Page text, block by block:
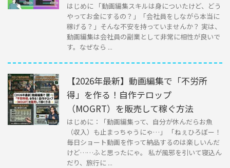
はじめに 「動画編集スキルは身についたけど、どう
やってお金にするの？」「会社員をしながら本当に
稼げる？」そんな不安を持っていませんか？ 実は、
動画編集は会社員の副業として非常に相性が良いで
す。なぜなら ...
【2026年最新】動画編集で「不労所
得」を作る！自作テロップ
（MOGRT）を販売して稼ぐ方法
はじめに：「動画編集って、自分が休んだらお魚
（収入）も止まっちゃうにゃ…」 「ねぇひろぼー！
毎日ショート動画を作って納品するのは楽しいんだ
けど……ふと思ったにゃ。 私が風邪を引いて寝込ん
だり、旅行に ...